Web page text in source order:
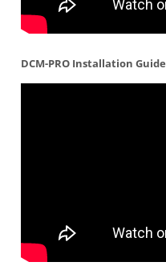
DCM-PRO Installation Guide